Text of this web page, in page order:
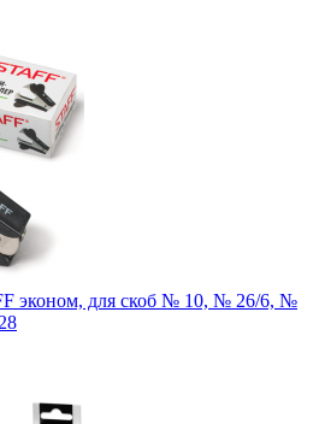
эконом, для скоб № 10, № 26/6, №